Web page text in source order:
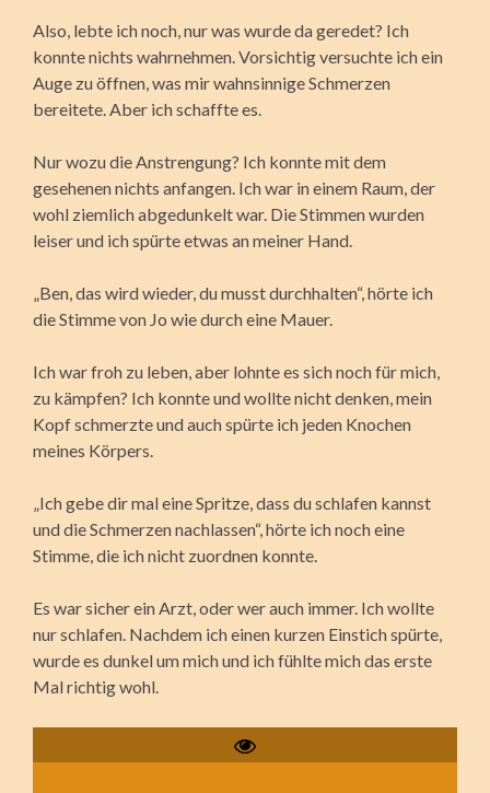
Also, lebte ich noch, nur was wurde da geredet? Ich
konnte nichts wahrnehmen. Vorsichtig versuchte ich ein
Auge zu öffnen, was mir wahnsinnige Schmerzen
bereitete. Aber ich schaffte es.
Nur wozu die Anstrengung? Ich konnte mit dem
gesehenen nichts anfangen. Ich war in einem Raum, der
wohl ziemlich abgedunkelt war. Die Stimmen wurden
leiser und ich spürte etwas an meiner Hand.
„Ben, das wird wieder, du musst durchhalten“, hörte ich
die Stimme von Jo wie durch eine Mauer.
Ich war froh zu leben, aber lohnte es sich noch für mich,
zu kämpfen? Ich konnte und wollte nicht denken, mein
Kopf schmerzte und auch spürte ich jeden Knochen
meines Körpers.
„Ich gebe dir mal eine Spritze, dass du schlafen kannst
und die Schmerzen nachlassen“, hörte ich noch eine
Stimme, die ich nicht zuordnen konnte.
Es war sicher ein Arzt, oder wer auch immer. Ich wollte
nur schlafen. Nachdem ich einen kurzen Einstich spürte,
wurde es dunkel um mich und ich fühlte mich das erste
Mal richtig wohl.